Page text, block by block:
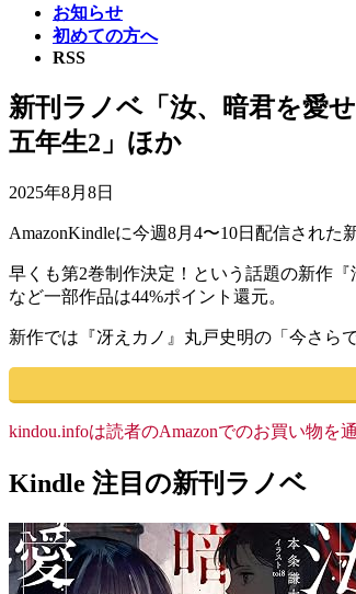
お知らせ
初めての方へ
RSS
新刊ラノベ「汝、暗君を愛
五年生2」ほか
2025年8月8日
AmazonKindleに今週8月4〜10日配信された
早くも第2巻制作決定！という話題の新作
など一部作品は44%ポイント還元。
新作では『冴えカノ』丸戸史明の「今さら
kindou.infoは読者のAmazonでのお買い物を
Kindle 注目の新刊ラノベ